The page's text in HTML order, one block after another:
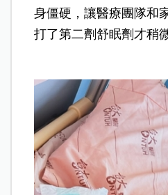
身僵硬，讓醫療團隊和
打了第二劑舒眠劑才稍